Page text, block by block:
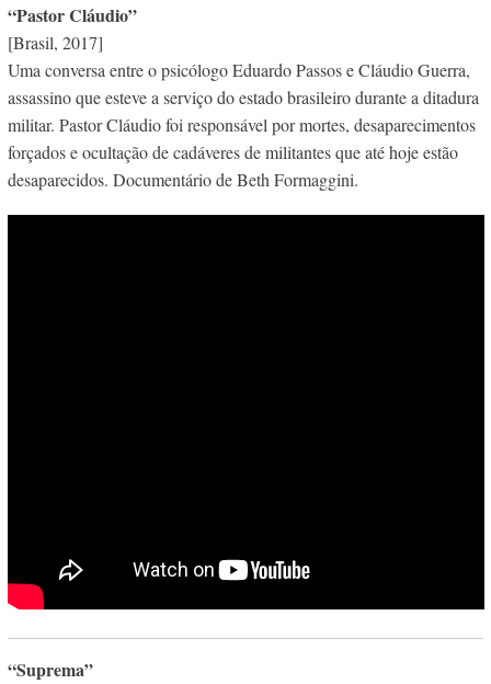
“Pastor Cláudio”
[Brasil, 2017]
Uma conversa entre o psicólogo Eduardo Passos e Cláudio Guerra,
assassino que esteve a serviço do estado brasileiro durante a ditadura
militar. Pastor Cláudio foi responsável por mortes, desaparecimentos
forçados e ocultação de cadáveres de militantes que até hoje estão
desaparecidos. Documentário de Beth Formaggini.
“Suprema”